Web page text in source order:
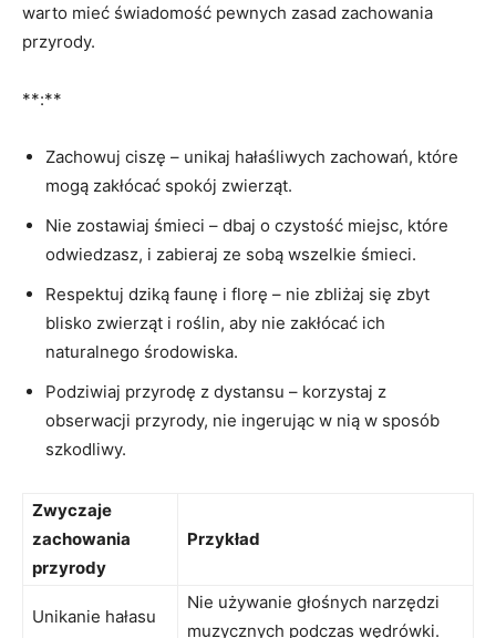
warto mieć świadomość pewnych zasad zachowania
przyrody.
**:**
Zachowuj ciszę – unikaj hałaśliwych zachowań, które
mogą zakłócać spokój zwierząt.
Nie zostawiaj śmieci – dbaj o czystość miejsc, które
odwiedzasz, i zabieraj ze sobą wszelkie śmieci.
Respektuj dziką faunę i florę – nie zbliżaj się zbyt
blisko zwierząt i roślin, aby nie zakłócać ich
naturalnego środowiska.
Podziwiaj przyrodę z dystansu – korzystaj z
obserwacji przyrody, nie ingerując w nią w sposób
szkodliwy.
Zwyczaje
zachowania
przyrody
Przykład
Unikanie hałasu
Nie używanie głośnych narzędzi
muzycznych podczas wędrówki.